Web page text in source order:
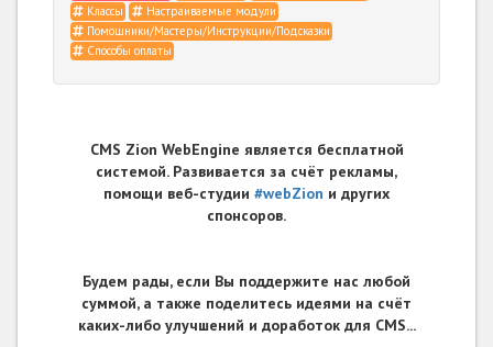
Классы
Настраиваемые модули
Помощники/Мастеры/Инструкции/Подсказки
Способы оплаты
CMS Zion WebEngine является бесплатной
системой. Развивается за счёт рекламы,
помощи веб-студии #webZion и других
спонсоров.
Будем рады, если Вы поддержите нас любой
суммой, а также поделитесь идеями на счёт
каких-либо улучшений и доработок для CMS...